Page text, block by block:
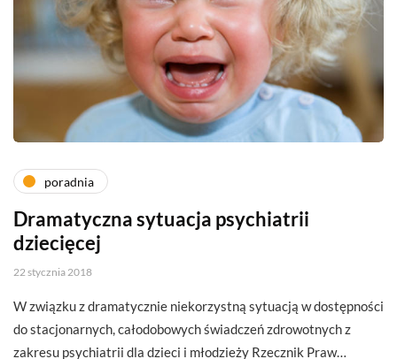
poradnia
Dramatyczna sytuacja psychiatrii
dziecięcej
22 stycznia 2018
W związku z dramatycznie niekorzystną sytuacją w dostępności
do stacjonarnych, całodobowych świadczeń zdrowotnych z
zakresu psychiatrii dla dzieci i młodzieży Rzecznik Praw…